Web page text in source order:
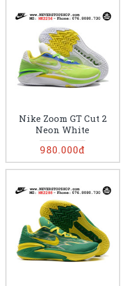
Nike Zoom GT Cut 2
Neon White
980.000đ